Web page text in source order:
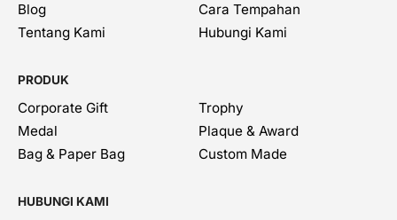
Blog
Cara Tempahan
Tentang Kami
Hubungi Kami
PRODUK
Corporate Gift
Trophy
Medal
Plaque & Award
Bag & Paper Bag
Custom Made
HUBUNGI KAMI